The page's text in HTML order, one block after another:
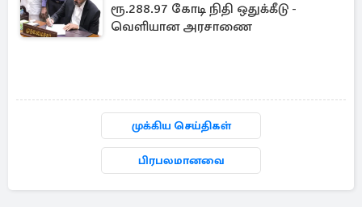
ரூ.288.97 கோடி நிதி ஒதுக்கீடு -
வெளியான அரசாணை
முக்கிய செய்திகள்
பிரபலமானவை